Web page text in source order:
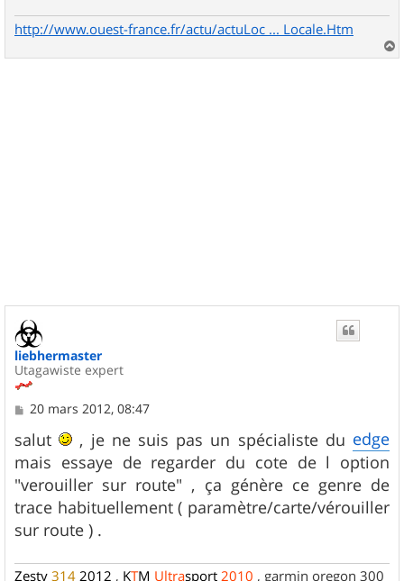
http://www.ouest-france.fr/actu/actuLoc ... Locale.Htm
a
liebhermaster
Utagawiste expert
M
s
s
a
g
e
20 mars 2012, 08:47
salut , je ne suis pas un spécialiste du edge
mais essaye de regarder du cote de l option
"verouiller sur route" , ça génère ce genre de
trace habituellement ( paramètre/carte/vérouiller
sur route ) .
Zesty 314 2012 , KTM Ultrasport 2010 , garmin oregon 300